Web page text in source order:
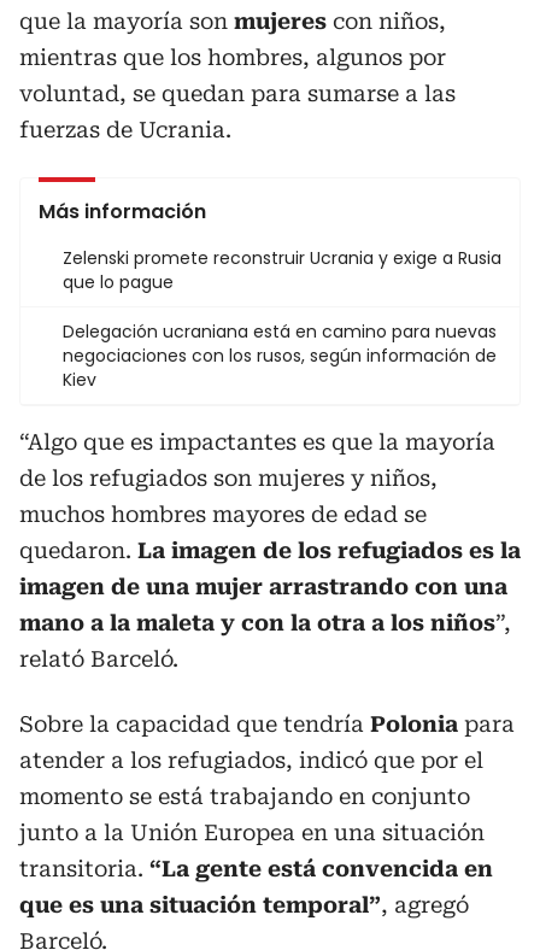
que la mayoría son mujeres con niños,
mientras que los hombres, algunos por
voluntad, se quedan para sumarse a las
fuerzas de Ucrania.
Más información
Zelenski promete reconstruir Ucrania y exige a Rusia
que lo pague
Delegación ucraniana está en camino para nuevas
negociaciones con los rusos, según información de
Kiev
“Algo que es impactantes es que la mayoría
de los refugiados son mujeres y niños,
muchos hombres mayores de edad se
quedaron. La imagen de los refugiados es la
imagen de una mujer arrastrando con una
mano a la maleta y con la otra a los niños”,
relató Barceló.
Sobre la capacidad que tendría Polonia para
atender a los refugiados, indicó que por el
momento se está trabajando en conjunto
junto a la Unión Europea en una situación
transitoria. “La gente está convencida en
que es una situación temporal”, agregó
Barceló.